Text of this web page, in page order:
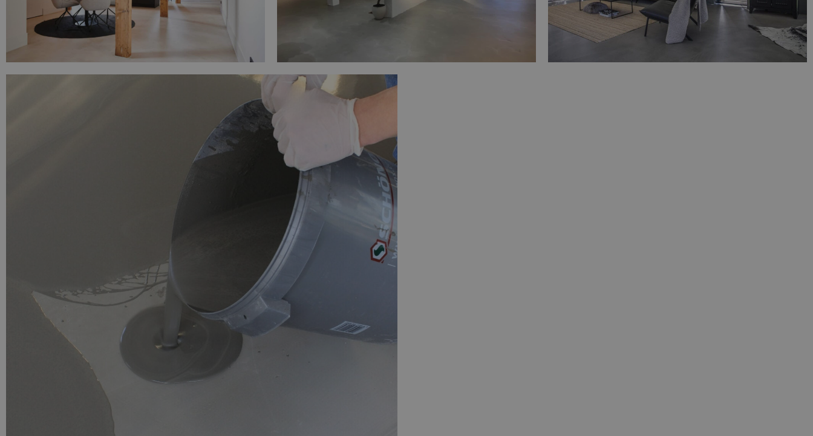
Tegelprimer
Schraaplaag PU
Schraaplaag epoxy
EPOXY GIETVLOER
Gietvloer bedrijfsruimte
Gietvloer garage
Toplaag transparant
Toplaag anti-slip
Toplaag kleur anti-slip
Kleurvlokken